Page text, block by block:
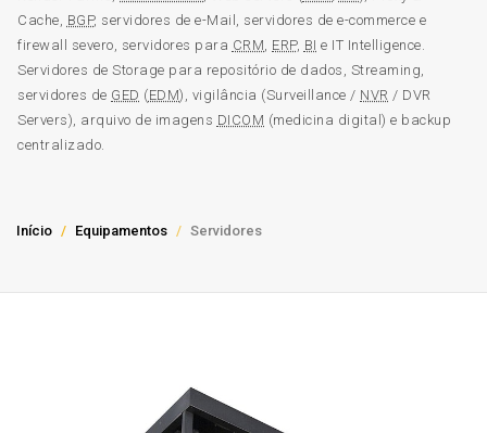
Cache, BGP, servidores de e-Mail, servidores de e-commerce e
firewall severo, servidores para CRM, ERP, BI e IT Intelligence.
Servidores de Storage para repositório de dados, Streaming,
servidores de GED (EDM), vigilância (Surveillance / NVR / DVR
Servers), arquivo de imagens DICOM (medicina digital) e backup
centralizado.
Início Equipamentos Servidores